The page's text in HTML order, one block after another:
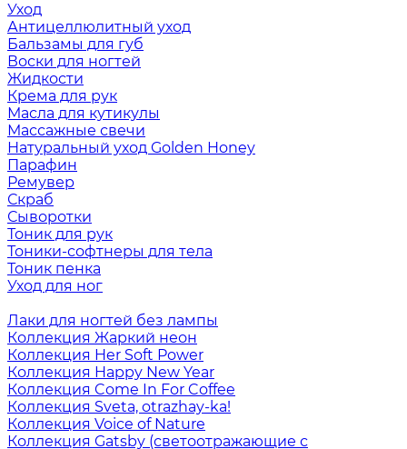
Уход
Антицеллюлитный уход
Бальзамы для губ
Воски для ногтей
Жидкости
Крема для рук
Масла для кутикулы
Массажные свечи
Натуральный уход Golden Honey
Парафин
Ремувер
Скраб
Сыворотки
Тоник для рук
Тоники-софтнеры для тела
Тоник пенка
Уход для ног
Лаки для ногтей без лампы
Коллекция Жаркий неон
Коллекция Her Soft Power
Коллекция Happy New Year
Коллекция Come In For Coffee
Коллекция Sveta, otrazhay-ka!
Коллекция Voice of Nature
Коллекция Gatsby (светоотражающие с